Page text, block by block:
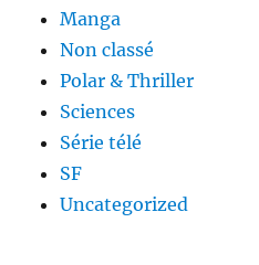
Manga
Non classé
Polar & Thriller
Sciences
Série télé
SF
Uncategorized